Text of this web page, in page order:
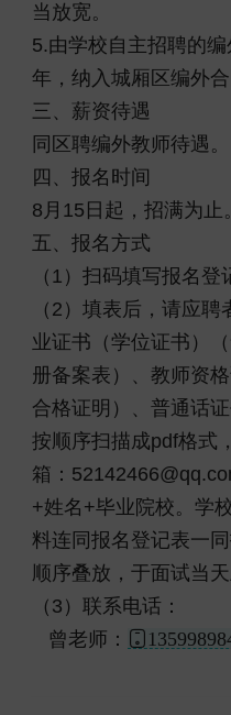
当放宽。
5.由学校自主招聘的
年，纳入城厢区编外合
三、薪资待遇
同区聘编外教师待遇。
四、报名时间
8月15日起，招满为止。
五、报名方式
（1）扫码填写报名登
（2）填表后，请应
业证书（学位证书）
册备案表）、教师资
合格证明）、普通话
按顺序扫描成pdf格式
箱：
+姓名+毕业院校。学
料连同报名登记表一
顺序叠放，于面试当天
（3）联系电话：
曾老师：